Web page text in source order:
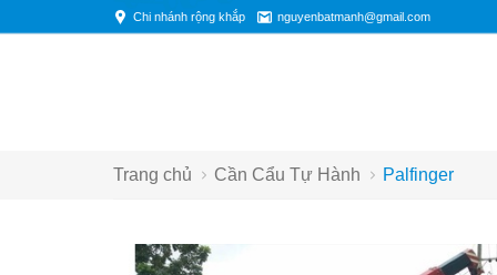
Chi nhánh rộng khắp nguyenbatmanh@gmail.com
Trang chủ Cần Cẩu Tự Hành Palfinger